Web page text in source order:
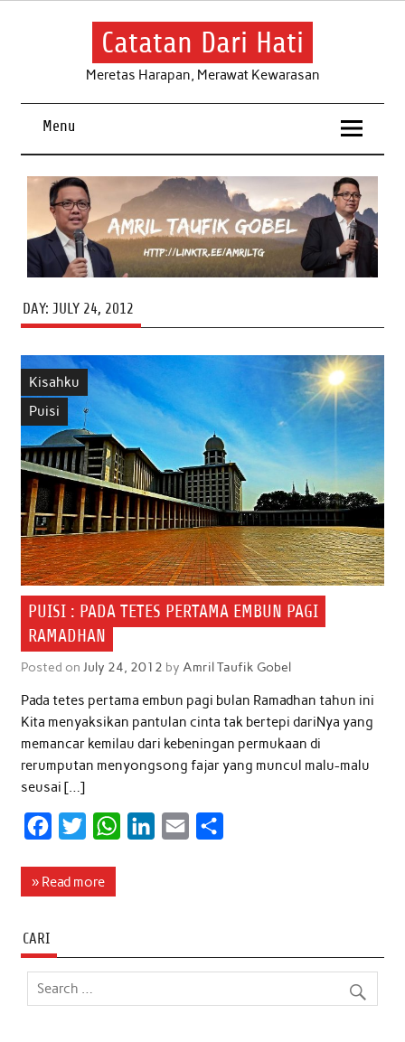
Skip
Catatan Dari Hati
Meretas Harapan, Merawat Kewarasan
Menu
DAY: JULY 24, 2012
Kisahku
Puisi
PUISI : PADA TETES PERTAMA EMBUN PAGI
RAMADHAN
Posted on July 24, 2012 by Amril Taufik Gobel
Pada tetes pertama embun pagi bulan Ramadhan tahun ini
Kita menyaksikan pantulan cinta tak bertepi dariNya yang
memancar kemilau dari kebeningan permukaan di
rerumputan menyongsong fajar yang muncul malu-malu
seusai […]
c
o
o
i
e
W
A
d
» Read more
CARI